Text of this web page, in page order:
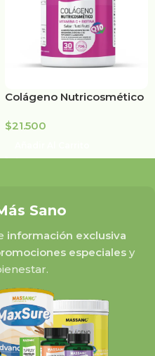
Colágeno Nutricosmético
$21.500
Sano
información exclusiva
especiales y